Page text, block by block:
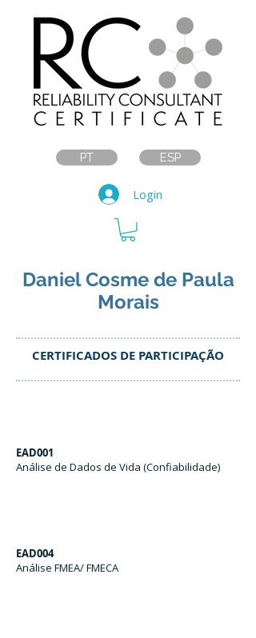
PT ESP
Login
Daniel Cosme de Paula
Morais
CERTIFICADOS DE PARTICIPAÇÃO
EAD001
Análise de Dados de Vida (Confiabilidade)
EAD004
Análise FMEA/ FMECA